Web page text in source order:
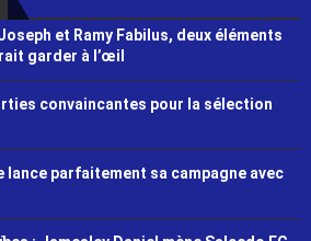
et Ramy Fabilus, deux éléments
garder à l’œil
convaincantes pour la sélection
lance parfaitement sa campagne avec